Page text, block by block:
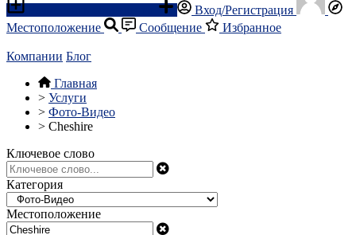
Вход/Регистрация
Местоположение
Сообщение Избранное
Компании Блог
Главная
> Услуги
> Фото-Видео
> Cheshire
Ключевое слово
Категория
Местоположение